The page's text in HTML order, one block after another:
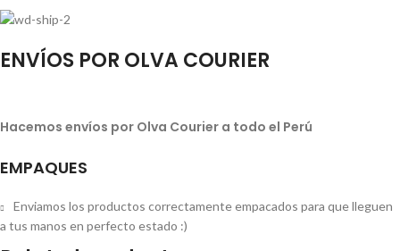
ENVÍOS POR OLVA COURIER
Hacemos envíos por Olva Courier a todo el Perú
EMPAQUES
Enviamos los productos correctamente empacados para que lleguen
a tus manos en perfecto estado :)